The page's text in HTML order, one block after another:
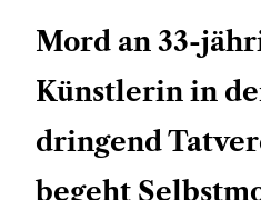
Mord an 33-
Künstlerin in
dringend
begeht